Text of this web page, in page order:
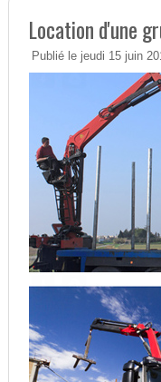
Location d'une
Publié le jeudi 15 juin